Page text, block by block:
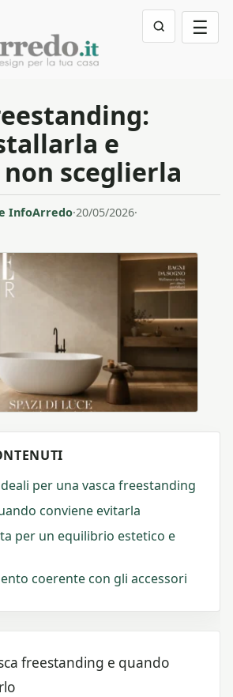
☰
e
sceglierla
InfoArredo·20/05/2026·
per una vasca freestanding
conviene evitarla
per un equilibrio estetico e
coerente con gli accessori
freestanding e quando